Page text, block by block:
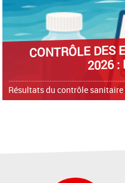
CONTRÔLE DES
2026 :